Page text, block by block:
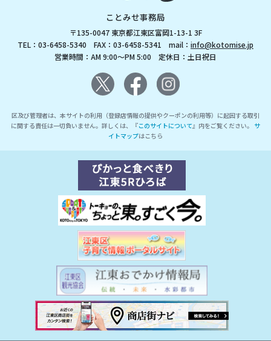
ことみせ事務局
〒135-0047 東京都江東区富岡1-13-1 3F
TEL：03-6458-5340 FAX：03-6458-5341 mail： info@kotomise.jp
営業時間：AM 9:00～PM 5:00 定休日：土日祝日
区及び管理者は、本サイトの利用（登録店情報の提供やクーポンの利用等）に起因する取引
に関する責任は一切負いません。詳しくは、『このサイトについて』内をご覧ください。 サ
イトマップはこちら